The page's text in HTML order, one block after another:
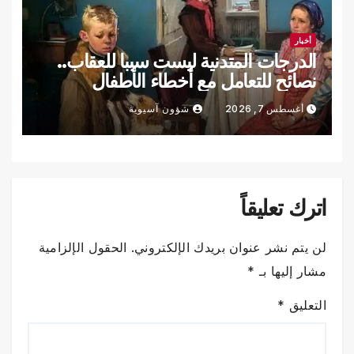
أخبار
الدرجات المتدنية ليست سببا للعقاب..
نصائح للتعامل مع أخطاء الأطفال
الدراسية
أغسطس 7, 2026 شؤون آسيوية
اترك تعليقاً
لن يتم نشر عنوان بريدك الإلكتروني. الحقول الإلزامية
مشار إليها بـ *
التعليق *